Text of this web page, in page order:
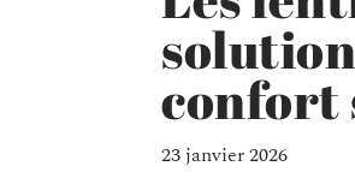
confort
23 janvier 2026